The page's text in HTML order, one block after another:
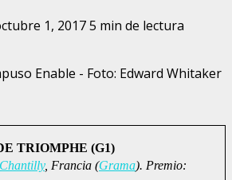
1, 20175 min de lectura
Enable - Foto: Edward Whitaker
TRIOMPHE (G1)
Chantilly, Francia (Grama). Premio: